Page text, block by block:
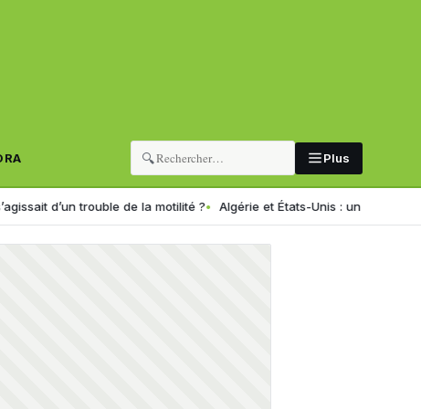
🔍 Plus
trouble de la motilité ? Algérie et États-Unis : un nouveau